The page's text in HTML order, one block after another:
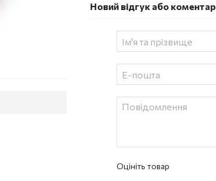
Новий відгук або коментар
Оцініть товар